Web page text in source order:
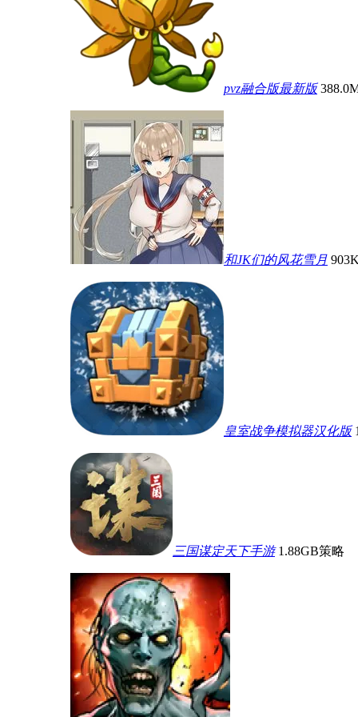
pvz融合版最新版
和JK们的风花雪月
皇室战争模拟器汉化版
三国谋定天下手游 1.88GB策略